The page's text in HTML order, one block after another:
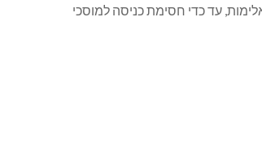
עד כדי חסימת כניסה למוסכי